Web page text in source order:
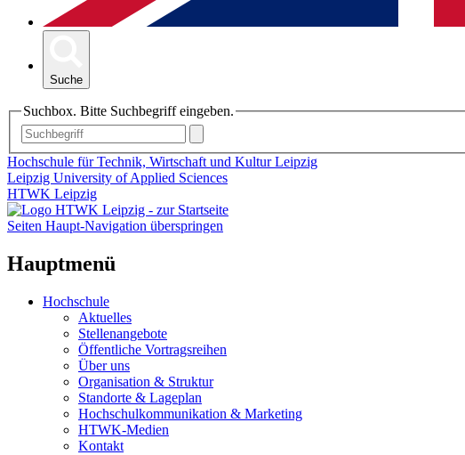
Suche
Suchbox. Bitte Suchbegriff eingeben.
Hochschule für Technik, Wirtschaft und Kultur Leipzig
Leipzig University of Applied Sciences
HTWK Leipzig
Seiten Haupt-Navigation überspringen
Hauptmenü
Hochschule
Aktuelles
Stellenangebote
Öffentliche Vortragsreihen
Über uns
Organisation & Struktur
Standorte & Lageplan
Hochschulkommunikation & Marketing
HTWK-Medien
Kontakt